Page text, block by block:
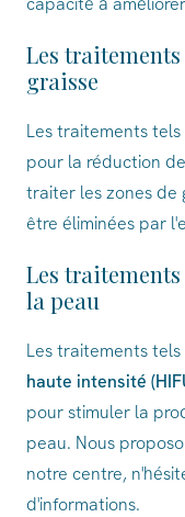
Les
graisse
Les traitements
pour la réduction
traiter les zones de
être éliminées par
Les
la peau
Les traitements
haute intensité
pour stimuler la
peau. Nous
notre centre,
d'informations.